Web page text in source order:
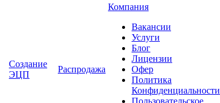
Создание
ЭЦП
Распродажа
Компания
Вакансии
Услуги
Блог
Лицензии
Офер
Политика
Конфиденциальности
Пользовательское